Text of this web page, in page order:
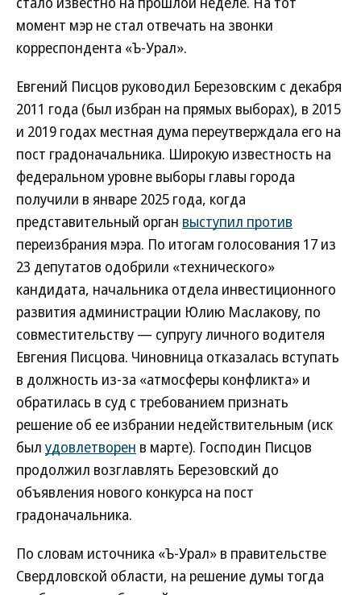
момент мэр не стал отвечать на звонки
корреспондента «Ъ-Урал».
Евгений Писцов руководил Березовским с декабря
2011 года (был избран на прямых выборах), в 2015
и 2019 годах местная дума переутверждала его на
пост градоначальника. Широкую известность на
федеральном уровне выборы главы города
получили в январе 2025 года, когда
представительный орган выступил против
переизбрания мэра. По итогам голосования 17 из
23 депутатов одобрили «технического»
кандидата, начальника отдела инвестиционного
развития администрации Юлию Маслакову, по
совместительству — супругу личного водителя
Евгения Писцова. Чиновница отказалась вступать
в должность из-за «атмосферы конфликта» и
обратилась в суд с требованием признать
решение об ее избрании недействительным (иск
был удовлетворен в марте). Господин Писцов
продолжил возглавлять Березовский до
объявления нового конкурса на пост
градоначальника.
По словам источника «Ъ-Урал» в правительстве
Свердловской области, на решение думы тогда